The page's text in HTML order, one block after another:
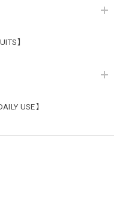
】
USE】